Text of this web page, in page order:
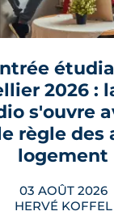
prépare la
Marianne. La
dans une
veut
un secteur
LIRE
2026 :
s'ouvre
règle des
logement
03 AOÛT 2026
HERVÉ KOFFEL